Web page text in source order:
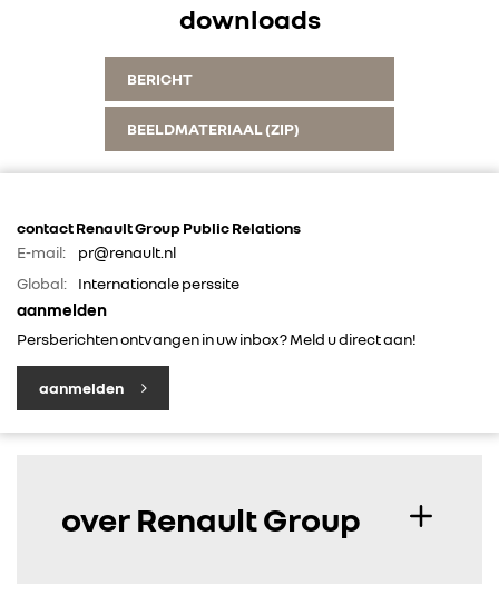
downloads
BERICHT
BEELDMATERIAAL (ZIP)
contact Renault Group Public Relations
E-mail:
pr@renault.nl
Global:
Internationale perssite
aanmelden
Persberichten ontvangen in uw inbox? Meld u direct aan!
aanmelden
over Renault Group